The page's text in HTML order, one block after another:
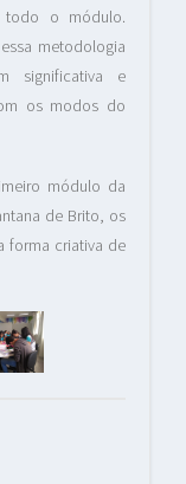
todo o módulo.
metodologia
significativa e
os modos do
módulo da
de Brito, os
forma criativa de